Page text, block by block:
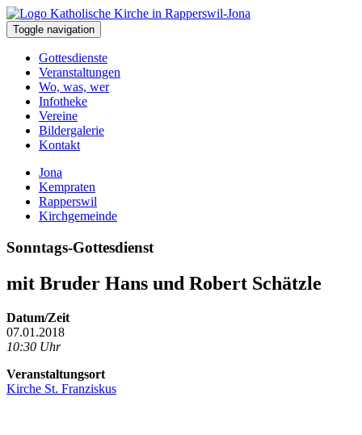
Toggle navigation
Gottesdienste
Veranstaltungen
Wo, was, wer
Infotheke
Vereine
Bildergalerie
Kontakt
Jona
Kempraten
Rapperswil
Kirchgemeinde
Sonntags-Gottesdienst
mit Bruder Hans und Robert Schätzle
Datum/Zeit
07.01.2018
10:30 Uhr
Veranstaltungsort
Kirche St. Franziskus